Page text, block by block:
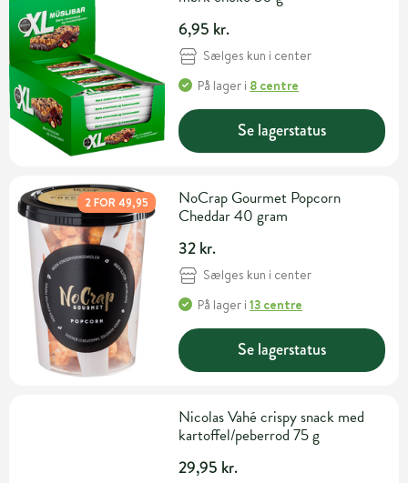
6,95 kr.
Sælges kun i center
På lager i 8 centre
Se lagerstatus
2 FOR 49,95
NoCrap Gourmet Popcorn
Cheddar 40 gram
32 kr.
Sælges kun i center
På lager i13 centre
Se lagerstatus
Nicolas Vahé crispy snack med
kartoffel/peberrod 75 g
29,95 kr.